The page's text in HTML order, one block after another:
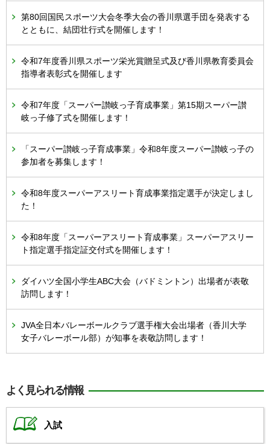
第80回国民スポーツ大会冬季大会の香川県選手団を発表する
とともに、結団壮行式を開催します！
令和7年度香川県スポーツ栄光賞贈呈式及び香川県教育委員会
指導者表彰式を開催します
令和7年度「スーパー讃岐っ子育成事業」第15期スーパー讃
岐っ子修了式を開催します！
「スーパー讃岐っ子育成事業」令和8年度スーパー讃岐っ子の
参加者を募集します！
令和8年度スーパーアスリート育成事業指定選手が決定しまし
た！
令和8年度「スーパーアスリート育成事業」スーパーアスリー
ト指定選手指定証交付式を開催します！
ダイハツ全国小学生ABC大会（バドミントン）出場者が表敬
訪問します！
JVA全日本バレーボールクラブ選手権大会出場者（香川大学
女子バレーボール部）が知事を表敬訪問します！
よく見られる情報
入試